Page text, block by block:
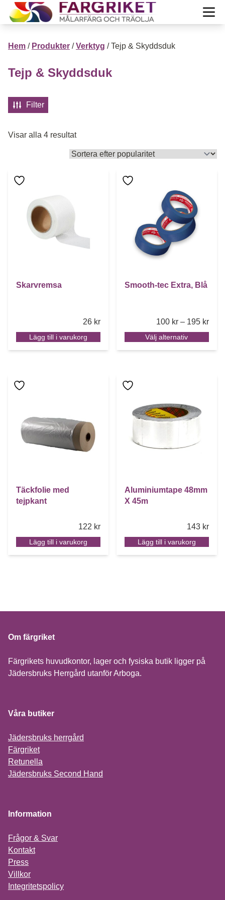
Hoppa till innehåll
Till Färgrikets startsida
Inspiration
Mera info
Mitt konto
Visa Varukorg
Hem / Produkter /Verktyg / Tejp & Skyddsduk
Tejp & Skyddsduk
Filter
Visar alla 4 resultatSortera efter popularitet
Skarvremsa
26 kr
Lägg till i varukorg
Smooth-tec Extra, Blå
100 kr – 195 kr
Välj alternativ
Den här produkten har
Täckfolie med
tejpkant
122 kr
Lägg till i varukorg
Aluminiumtape 48mm
X 45m
143 kr
Lägg till i varukorg
Om färgriket
Färgrikets huvudkontor, lager och fysiska butik ligger på
Jädersbruks Herrgård utanför Arboga.
Våra butiker
Jädersbruks herrgård
Färgriket
Retunella
Jädersbruks Second Hand
Information
Frågor & Svar
Kontakt
Press
Villkor
Integritetspolicy